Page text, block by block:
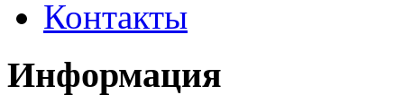
Контакты
Информация